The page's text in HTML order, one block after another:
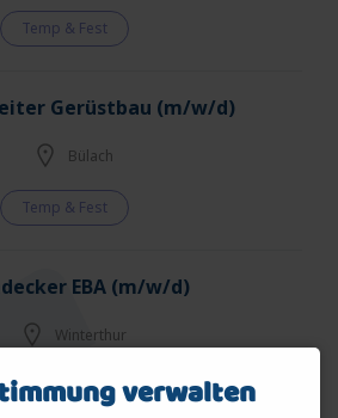
Temp & Fest
Gerüstbau (m/w/d)
Bülach
Temp & Fest
EBA (m/w/d)
Winterthur
Temp & Fest verwalten